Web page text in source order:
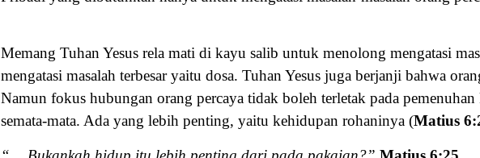
Memang Tuhan Yesus rela mati di kayu salib untuk menolong mengatasi
mengatasi masalah terbesar yaitu dosa. Tuhan Yesus juga berjanji bahwa
Namun fokus hubungan orang percaya tidak boleh terletak pada
semata-mata. Ada yang lebih penting, yaitu kehidupan rohaninya (Matius